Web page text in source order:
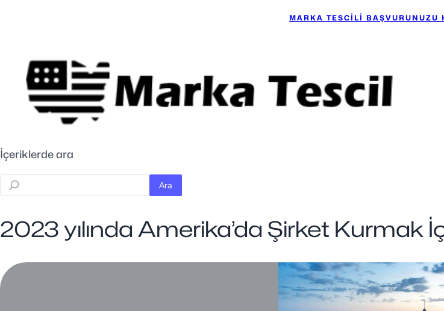
MARKA TESCİLİ BAŞVURUNUZU
İçeriklerde ara
Ara
2023 yılında Amerika’da Şirket Kurmak